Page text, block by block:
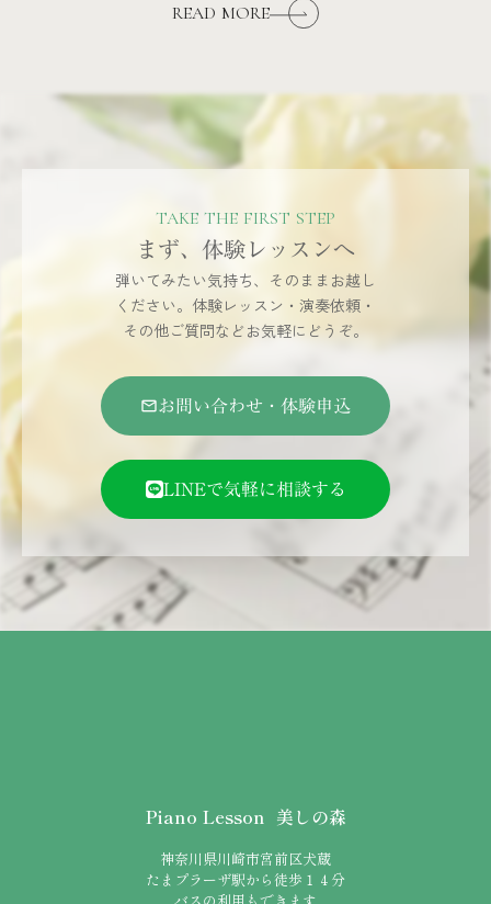
READ MORE
TAKE THE FIRST STEP
まず、体験レッスンへ
弾いてみたい気持ち、そのままお越し
ください。体験レッスン・演奏依頼・
その他ご質問などお気軽にどうぞ。
mail_outlineお問い合わせ・体験申込
LINEで気軽に相談する
Piano Lesson 美しの森
神奈川県川崎市宮前区犬蔵
たまプラーザ駅から徒歩１４分
バスの利用もできます